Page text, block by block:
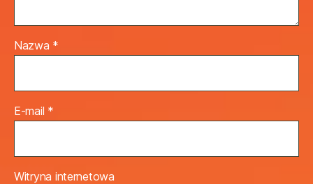
Nazwa *
E-mail *
Witryna internetowa